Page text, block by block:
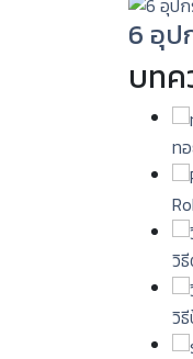
6 อุป
บทค
ท
วิ
วิ